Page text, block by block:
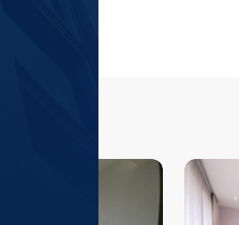
สถานีรถไฟฟ้า BTS สายสีเขียวอ่อน